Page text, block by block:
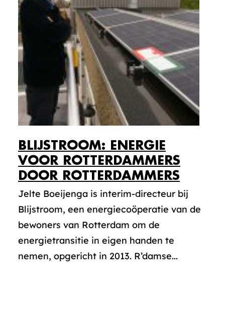
BLIJSTROOM: ENERGIE
VOOR ROTTERDAMMERS
DOOR ROTTERDAMMERS
Jelte Boeijenga is interim-directeur bij
Blijstroom, een energiecoöperatie van de
bewoners van Rotterdam om de
energietransitie in eigen handen te
nemen, opgericht in 2013. R’damse...